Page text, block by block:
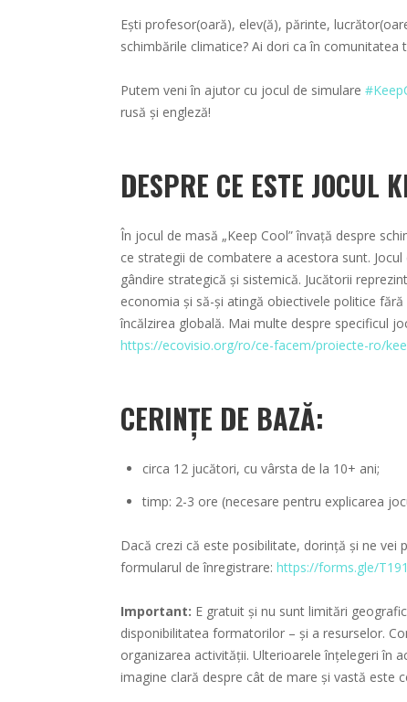
Ești profesor(oară), elev(ă), părinte,
schimbările climatice? Ai dori ca în
Putem veni în ajutor cu jocul de simulare
rusă și engleză!
DESPRE CE ESTE JOCUL
În jocul de masă „Keep Cool” învață despre
ce strategii de combatere a acestora sunt.
gândire strategică și sistemică. Jucătorii
economia și să-și atingă obiectivele politice
încălzirea globală. Mai multe despre specificul
https://ecovisio.org/ro/ce-facem/proiecte-ro/
CERINȚE DE BAZĂ:
circa 12 jucători, cu vârsta de la 10+ ani;
timp: 2-3 ore (necesare pentru explicarea
Dacă crezi că este posibilitate, dorință și ne
formularul de înregistrare: https://forms.gle/
Important: E gratuit și nu sunt limitări
disponibilitatea formatorilor – și a resurselor.
organizarea activității. Ulterioarele înțelegeri în
imagine clară despre cât de mare și vastă este